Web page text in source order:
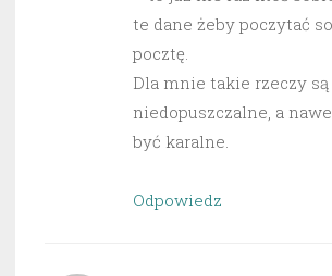
te dane żeby poczytać
pocztę.
Dla mnie takie rzeczy są
niedopuszczalne, a
być karalne.
Odpowiedz